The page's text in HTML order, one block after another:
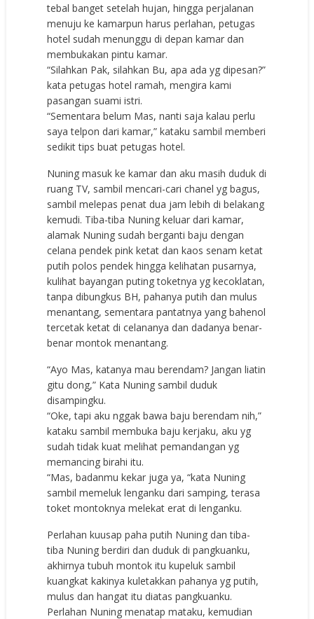
tebal banget setelah hujan, hingga perjalanan
menuju ke kamarpun harus perlahan, petugas
hotel sudah menunggu di depan kamar dan
membukakan pintu kamar.
“Silahkan Pak, silahkan Bu, apa ada yg dipesan?”
kata petugas hotel ramah, mengira kami
pasangan suami istri.
“Sementara belum Mas, nanti saja kalau perlu
saya telpon dari kamar,” kataku sambil memberi
sedikit tips buat petugas hotel.
Nuning masuk ke kamar dan aku masih duduk di
ruang TV, sambil mencari-cari chanel yg bagus,
sambil melepas penat dua jam lebih di belakang
kemudi. Tiba-tiba Nuning keluar dari kamar,
alamak Nuning sudah berganti baju dengan
celana pendek pink ketat dan kaos senam ketat
putih polos pendek hingga kelihatan pusarnya,
kulihat bayangan puting toketnya yg kecoklatan,
tanpa dibungkus BH, pahanya putih dan mulus
menantang, sementara pantatnya yang bahenol
tercetak ketat di celananya dan dadanya benar-
benar montok menantang.
“Ayo Mas, katanya mau berendam? Jangan liatin
gitu dong,” Kata Nuning sambil duduk
disampingku.
“Oke, tapi aku nggak bawa baju berendam nih,”
kataku sambil membuka baju kerjaku, aku yg
sudah tidak kuat melihat pemandangan yg
memancing birahi itu.
“Mas, badanmu kekar juga ya, “kata Nuning
sambil memeluk lenganku dari samping, terasa
toket montoknya melekat erat di lenganku.
Perlahan kuusap paha putih Nuning dan tiba-
tiba Nuning berdiri dan duduk di pangkuanku,
akhirnya tubuh montok itu kupeluk sambil
kuangkat kakinya kuletakkan pahanya yg putih,
mulus dan hangat itu diatas pangkuanku.
Perlahan Nuning menatap mataku, kemudian